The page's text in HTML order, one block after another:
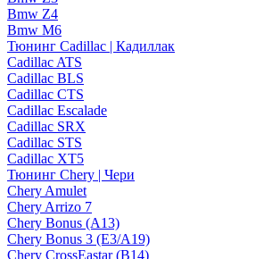
Bmw Z4
Bmw М6
Тюнинг Cadillac | Кадиллак
Cadillac ATS
Cadillac BLS
Cadillac CTS
Cadillac Escalade
Cadillac SRX
Cadillac STS
Cadillac XT5
Тюнинг Chery | Чери
Chery Amulet
Chery Arrizo 7
Chery Bonus (A13)
Chery Bonus 3 (E3/A19)
Chery CrossEastar (B14)